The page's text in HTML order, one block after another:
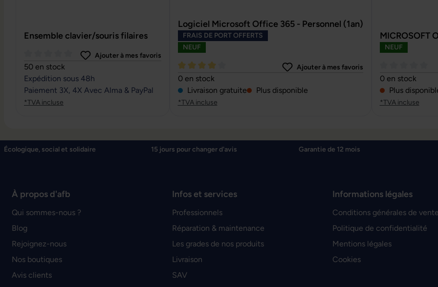
Ensemble clavier/souris filaires
Note moyenne de 0 sur 5 étoiles
Ajouter à mes favoris
50 en stock
Expédition sous 48h
Paiement 3X, 4X Avec Alma & PayPal
*TVA incluse
Logiciel Microsoft Office 365 - Personnel (1an)
FRAIS DE PORT OFFERTS
NEUF
Note moyenne de 4 sur 5 étoiles
Ajouter à mes favoris
0 en stock
Livraison gratuite
Plus disponible
*TVA incluse
MICROSOFT
NEUF
Note moyenne
0 en stock
Plus
*TVA incluse
Écologique, social et solidaire 15 jours pour changer d'avis Garantie de 12 mois
À propos d'afb
Qui sommes-nous ?
Blog
Rejoignez-nous
Nos boutiques
Avis clients
Infos et services
Professionnels
Réparation & maintenance
Les grades de nos produits
Livraison
SAV
Informations légales
Conditions générales de
Politique de confidentialité
Mentions légales
Cookies